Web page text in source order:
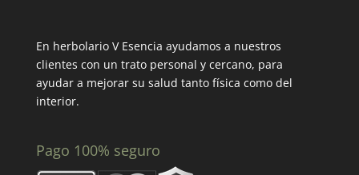
En herbolario V Esencia ayudamos a nuestros
clientes con un trato personal y cercano, para
ayudar a mejorar su salud tanto física como del
interior.
Pago 100% seguro